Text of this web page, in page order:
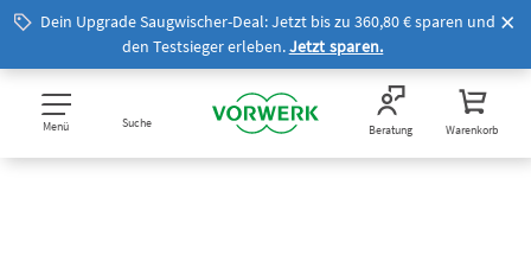
Dein Upgrade Saugwischer-Deal: Jetzt bis zu 360,80 € sparen und
den Testsieger erleben.Jetzt sparen.
Menü Suche Beratung Warenkorb